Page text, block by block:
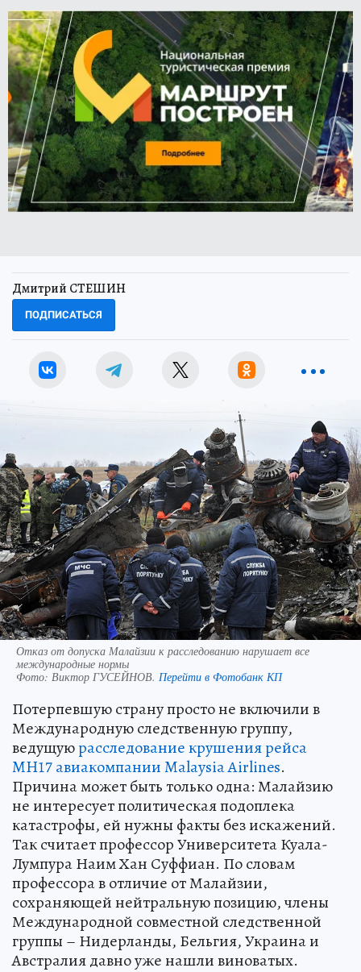
Дмитрий СТЕШИН
ПОДПИСАТЬСЯ
Отказ от допуска Малайзии к расследованию нарушает все
международные нормы
Фото: Виктор ГУСЕЙНОВ. Перейти в Фотобанк КП
Потерпевшую страну просто не включили в
Международную следственную группу,
ведущуюрасследование крушения рейса
MH17 авиакомпании Malaysia Airlines.
Причина может быть только одна: Малайзию
не интересует политическая подоплека
катастрофы, ей нужны факты без искажений.
Так считает профессор Университета Куала-
Лумпура Наим Хан Суффиан. По словам
профессора в отличие от Малайзии,
сохраняющей нейтральную позицию, члены
Международной совместной следственной
группы – Нидерланды, Бельгия, Украина и
Австралия давно уже нашли виноватых.